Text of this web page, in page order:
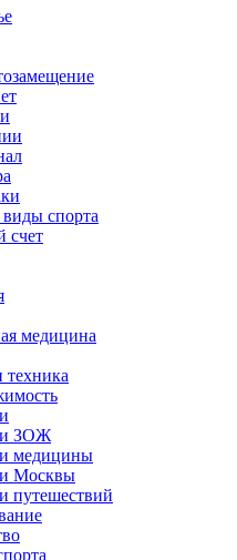
спорта
счет
медицина
техника
ЗОЖ
медицины
Москвы
путешествий